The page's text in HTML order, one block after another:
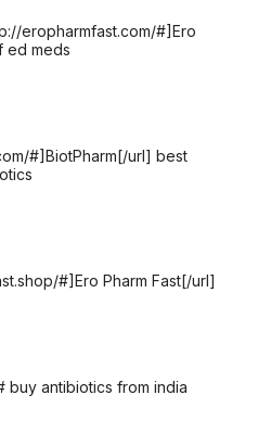
eropharmfast.com/#]Ero
ed meds
#]BiotPharm[/url] best
#]Ero Pharm Fast[/url]
buy antibiotics from india